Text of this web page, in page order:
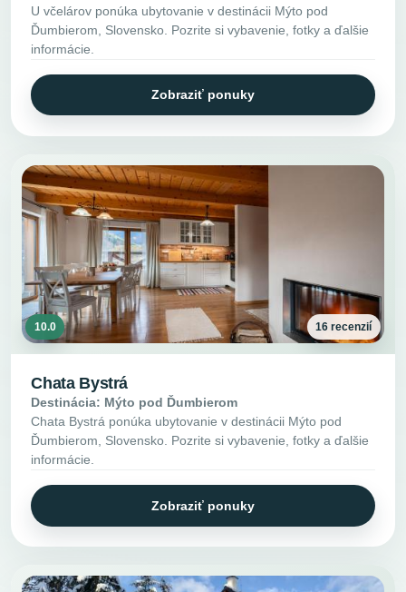
U včelárov ponúka ubytovanie v destinácii Mýto pod
Ďumbierom, Slovensko. Pozrite si vybavenie, fotky a ďalšie
informácie.
Zobraziť ponuky
10.0 16 recenzií
Chata Bystrá
Destinácia: Mýto pod Ďumbierom
Chata Bystrá ponúka ubytovanie v destinácii Mýto pod
Ďumbierom, Slovensko. Pozrite si vybavenie, fotky a ďalšie
informácie.
Zobraziť ponuky